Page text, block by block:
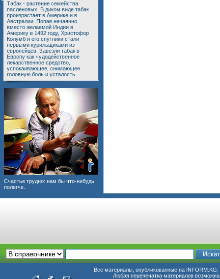
Табак - растение семейства
пасленовых. В диком виде табак
произрастает в Америке и в
Австралии. Попав нечаянно
вместо желаемой Индии в
Америку в 1492 году, Христофор
Колумб и его спутники стали
первыми курильщиками из
европейцев. Завезли табак в
Европу как чудодейственное
лекарственное средство,
успокаивающее, снимающее
головную боль и усталость.
Счастье трудно: нам бы что-нибудь
полегче.
Все материалы, опубликованные на INFORM.KG,
Любая перепечатка материалов